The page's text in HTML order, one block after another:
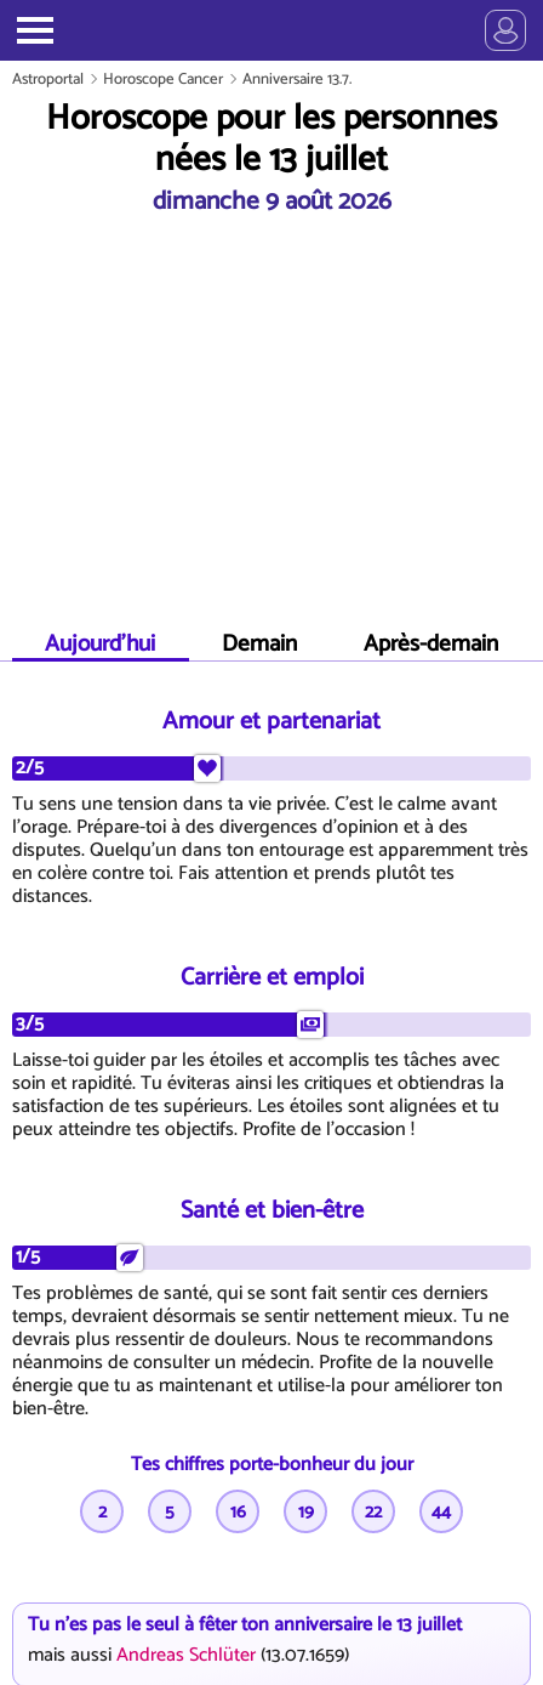
Astroportal Horoscope Cancer Anniversaire 13.7.
Horoscope pour les personnes
nées le 13 juillet
dimanche 9 août 2026
Aujourd'hui Demain Après-demain
Amour et partenariat
2/5
Tu sens une tension dans ta vie privée. C'est le calme avant
l'orage. Prépare-toi à des divergences d'opinion et à des
disputes. Quelqu'un dans ton entourage est apparemment très
en colère contre toi. Fais attention et prends plutôt tes
distances.
Carrière et emploi
3/5
Laisse-toi guider par les étoiles et accomplis tes tâches avec
soin et rapidité. Tu éviteras ainsi les critiques et obtiendras la
satisfaction de tes supérieurs. Les étoiles sont alignées et tu
peux atteindre tes objectifs. Profite de l'occasion !
Santé et bien-être
1/5
Tes problèmes de santé, qui se sont fait sentir ces derniers
temps, devraient désormais se sentir nettement mieux. Tu ne
devrais plus ressentir de douleurs. Nous te recommandons
néanmoins de consulter un médecin. Profite de la nouvelle
énergie que tu as maintenant et utilise-la pour améliorer ton
bien-être.
Tes chiffres porte-bonheur du jour
2 5 16 19 22 44
Tu n'es pas le seul à fêter ton anniversaire le 13 juillet
mais aussiAndreas Schlüter(13.07.1659)